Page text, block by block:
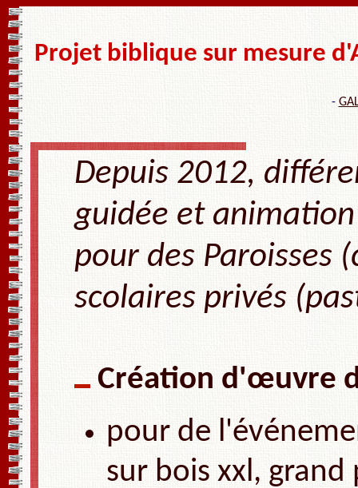
Projet biblique sur mesure
-
Depuis 2012,
guidée et animation
pour des Paroisses
scolaires privés
Création d'œuvre
pour de
sur bois xxl,